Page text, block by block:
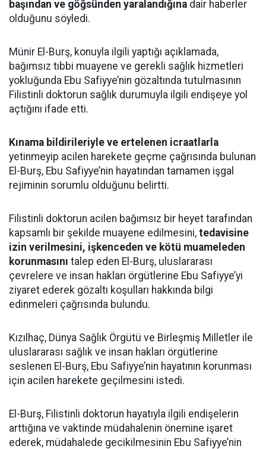
başından ve göğsünden yaralandığına dair haberler
olduğunu söyledi.
Münir El-Burş, konuyla ilgili yaptığı açıklamada,
bağımsız tıbbi muayene ve gerekli sağlık hizmetleri
yokluğunda Ebu Safiyye’nin gözaltında tutulmasının
Filistinli doktorun sağlık durumuyla ilgili endişeye yol
açtığını ifade etti.
Kınama bildirileriyle ve ertelenen icraatlarla
yetinmeyip acilen harekete geçme çağrısında bulunan
El-Burş, Ebu Safiyye’nin hayatından tamamen işgal
rejiminin sorumlu olduğunu belirtti.
Filistinli doktorun acilen bağımsız bir heyet tarafından
kapsamlı bir şekilde muayene edilmesini, tedavisine
izin verilmesini, işkenceden ve kötü muameleden
korunmasını talep eden El-Burş, uluslararası
çevrelere ve insan hakları örgütlerine Ebu Safiyye’yi
ziyaret ederek gözaltı koşulları hakkında bilgi
edinmeleri çağrısında bulundu.
Kızılhaç, Dünya Sağlık Örgütü ve Birleşmiş Milletler ile
uluslararası sağlık ve insan hakları örgütlerine
seslenen El-Burş, Ebu Safiyye’nin hayatının korunması
için acilen harekete geçilmesini istedi.
El-Burş, Filistinli doktorun hayatıyla ilgili endişelerin
arttığına ve vaktinde müdahalenin önemine işaret
ederek, müdahalede gecikilmesinin Ebu Safiyye’nin